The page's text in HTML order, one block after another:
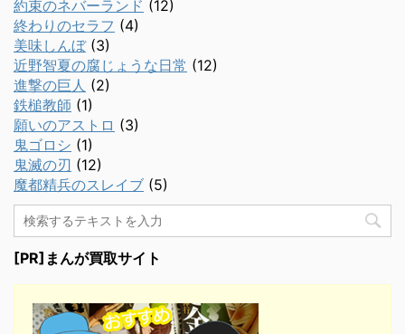
約束のネバーランド (12)
終わりのセラフ (4)
美味しんぼ(3)
近野智夏の腐じょうな日常 (12)
進撃の巨人 (2)
鉄槌教師 (1)
願いのアストロ (3)
鬼ゴロシ (1)
鬼滅の刃 (12)
魔都精兵のスレイブ (5)
[PR]まんが買取サイト